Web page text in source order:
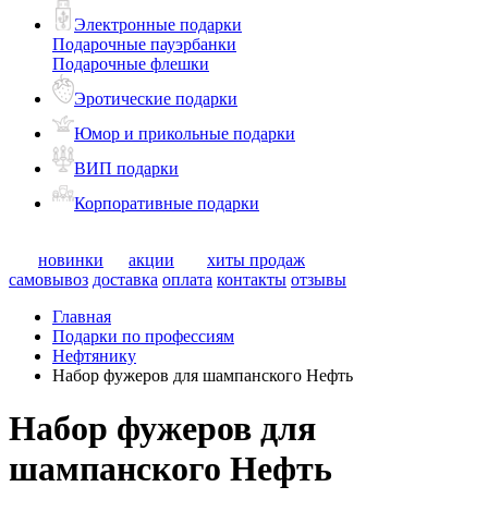
Электронные подарки
Подарочные пауэрбанки
Подарочные флешки
Эротические подарки
Юмор и прикольные подарки
ВИП подарки
Корпоративные подарки
новинки акции
хиты продаж
самовывоз доставка оплата контакты отзывы
Главная
Подарки по профессиям
Нефтянику
Набор фужеров для шампанского Нефть
Набор фужеров для
шампанского Нефть